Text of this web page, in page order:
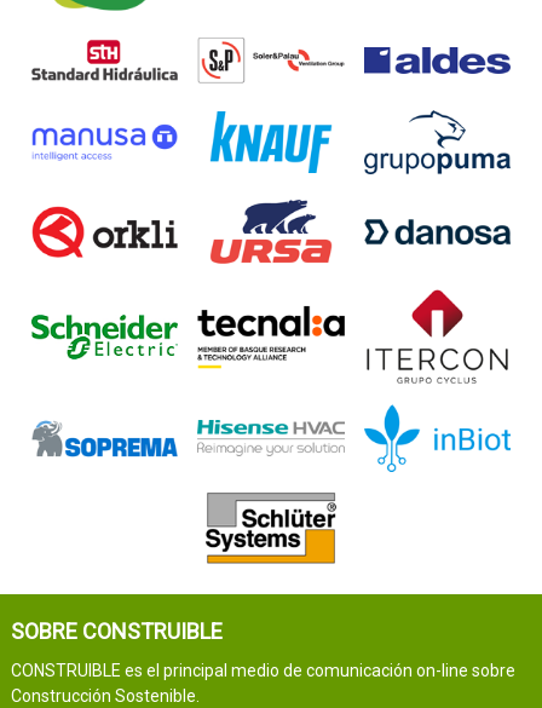
SOBRE CONSTRUIBLE
CONSTRUIBLE es el principal medio de comunicación on-line sobre
Construcción Sostenible.